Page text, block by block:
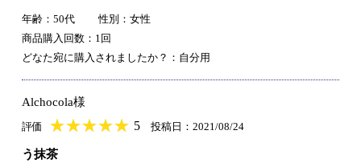
年齢：50代
性別：女性
商品購入回数：1回
どなた宛に購入されましたか？：自分用
Alchocola様
評価 ★★★★★
★★★★★ 5 投稿日：2021/08/24
う抹茶